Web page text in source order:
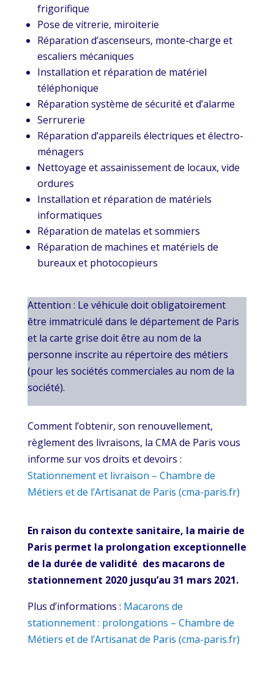
frigorifique
Pose de vitrerie, miroiterie
Réparation d’ascenseurs, monte-charge et
escaliers mécaniques
Installation et réparation de matériel
téléphonique
Réparation système de sécurité et d’alarme
Serrurerie
Réparation d’appareils électriques et électro-
ménagers
Nettoyage et assainissement de locaux, vide
ordures
Installation et réparation de matériels
informatiques
Réparation de matelas et sommiers
Réparation de machines et matériels de
bureaux et photocopieurs
Attention : Le véhicule doit obligatoirement
être immatriculé dans le département de Paris
et la carte grise doit être au nom de la
personne inscrite au répertoire des métiers
(pour les sociétés commerciales au nom de la
société).
Comment l’obtenir, son renouvellement,
règlement des livraisons, la CMA de Paris vous
informe sur vos droits et devoirs :
Stationnement et livraison – Chambre de
Métiers et de l’Artisanat de Paris (cma-paris.fr)
En raison du contexte sanitaire, la mairie de
Paris permet la prolongation exceptionnelle
de la durée de validité des macarons de
stationnement 2020 jusqu’au 31 mars 2021.
Plus d’informations : Macarons de
stationnement : prolongations – Chambre de
Métiers et de l’Artisanat de Paris (cma-paris.fr)